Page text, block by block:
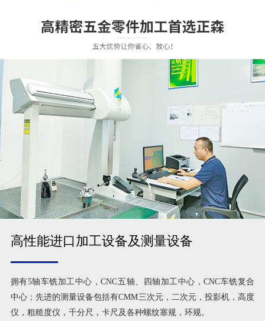
高性能进口加工设备及测量设备
拥有5轴车铣加工中心，CNC五轴、四轴加工中心，CNC车铣复合
中心；先进的测量设备包括有CMM三次元，二次元，投影机，高度
仪，粗糙度仪，千分尺，卡尺及各种螺纹塞规，环规。